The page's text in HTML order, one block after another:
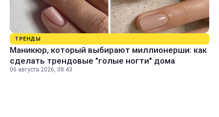
ТРЕНДЫ
Маникюр, который выбирают миллионерши: как
сделать трендовые "голые ногти" дома
06 августа 2026, 08:43